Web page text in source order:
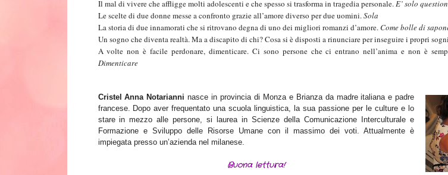
Il mal di vivere che affligge molti adolescenti e che spesso si trasforma in tragedia personale.E’ solo
Le scelte di due donne messe a confronto grazie all’amore diverso per due uomini.Sola
La storia di due innamorati che si ritrovano degna di uno dei migliori romanzi d’amore.Come bolle di
Un sogno che diventa realtà. Ma a discapito di chi? Cosa si è disposti a rinunciare per inseguire i propri
A volte non è facile perdonare, dimenticare. Ci sono persone che ci entrano nell’anima e non è
Dimenticare
Cristel Anna Notarianni nasce in provincia di Monza e Brianza da madre italiana e padre
francese. Dopo aver frequentato una scuola linguistica, la sua passione per le culture e lo
stare in mezzo alle persone, si laurea in Scienze della Comunicazione Interculturale e
Formazione e Sviluppo delle Risorse Umane con il massimo dei voti. Attualmente è
impiegata presso un’azienda nel milanese.
Buona lettura!